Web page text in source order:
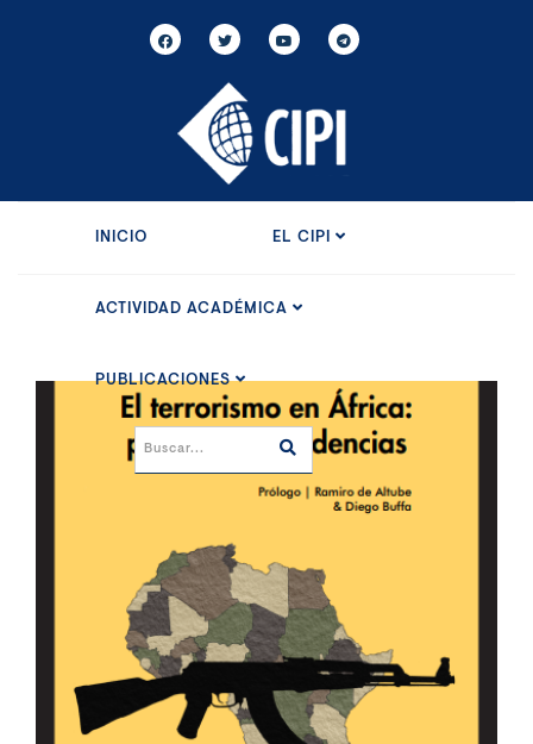
INICIO EL CIPI
ACTIVIDAD ACADÉMICA
PUBLICACIONES